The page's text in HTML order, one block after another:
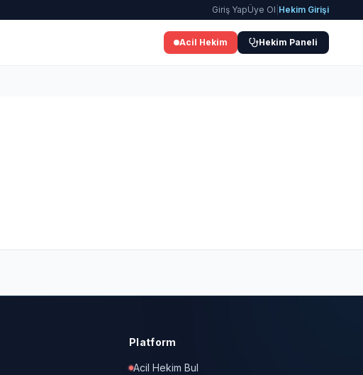
Giriş YapÜye Ol Hekim Girişi
Acil Hekim Hekim Paneli
Platform
Acil Hekim Bul